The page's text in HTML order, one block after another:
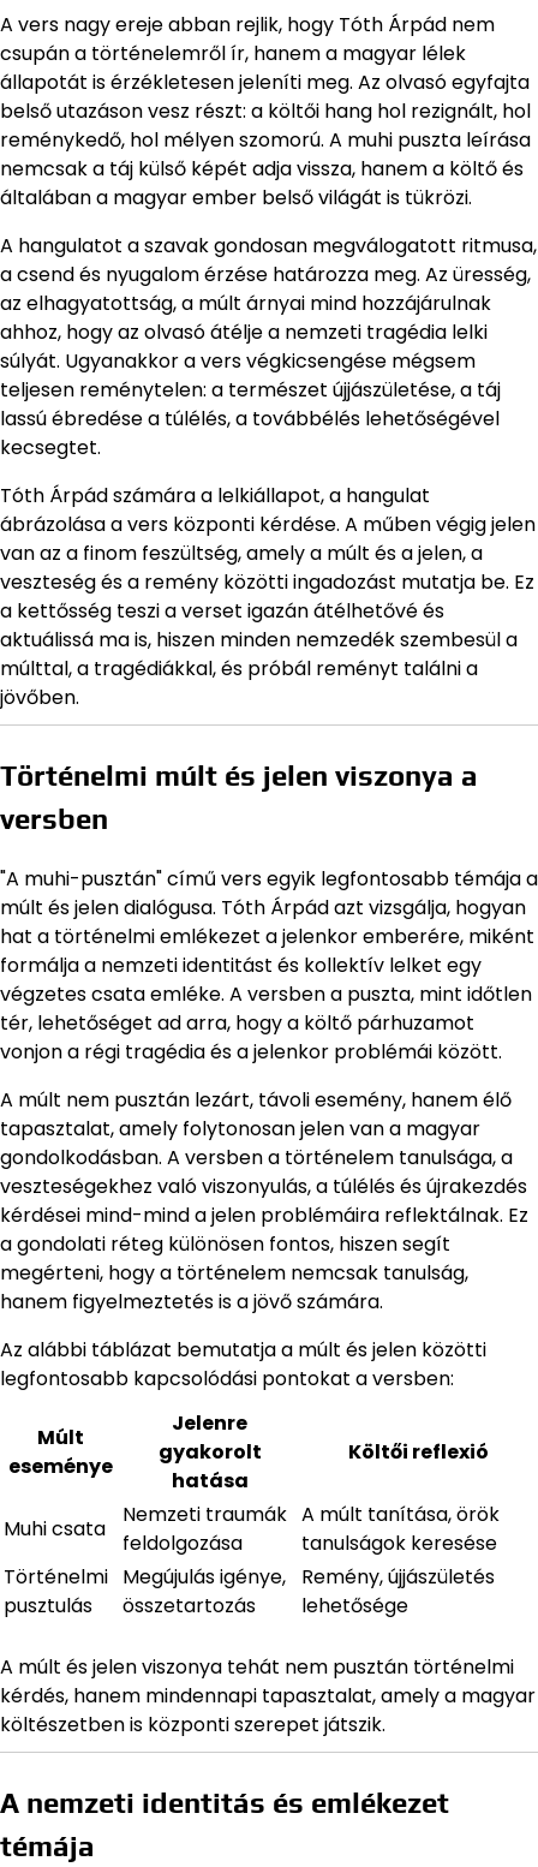
A vers nagy ereje abban rejlik, hogy Tóth Árpád nem
csupán a történelemről ír, hanem a magyar lélek
állapotát is érzékletesen jeleníti meg. Az olvasó egyfajta
belső utazáson vesz részt: a költői hang hol rezignált, hol
reménykedő, hol mélyen szomorú. A muhi puszta leírása
nemcsak a táj külső képét adja vissza, hanem a költő és
általában a magyar ember belső világát is tükrözi.
A hangulatot a szavak gondosan megválogatott ritmusa,
a csend és nyugalom érzése határozza meg. Az üresség,
az elhagyatottság, a múlt árnyai mind hozzájárulnak
ahhoz, hogy az olvasó átélje a nemzeti tragédia lelki
súlyát. Ugyanakkor a vers végkicsengése mégsem
teljesen reménytelen: a természet újjászületése, a táj
lassú ébredése a túlélés, a továbbélés lehetőségével
kecsegtet.
Tóth Árpád számára a lelkiállapot, a hangulat
ábrázolása a vers központi kérdése. A műben végig jelen
van az a finom feszültség, amely a múlt és a jelen, a
veszteség és a remény közötti ingadozást mutatja be. Ez
a kettősség teszi a verset igazán átélhetővé és
aktuálissá ma is, hiszen minden nemzedék szembesül a
múlttal, a tragédiákkal, és próbál reményt találni a
jövőben.
Történelmi múlt és jelen viszonya a
versben
"A muhi-pusztán" című vers egyik legfontosabb témája a
múlt és jelen dialógusa. Tóth Árpád azt vizsgálja, hogyan
hat a történelmi emlékezet a jelenkor emberére, miként
formálja a nemzeti identitást és kollektív lelket egy
végzetes csata emléke. A versben a puszta, mint időtlen
tér, lehetőséget ad arra, hogy a költő párhuzamot
vonjon a régi tragédia és a jelenkor problémái között.
A múlt nem pusztán lezárt, távoli esemény, hanem élő
tapasztalat, amely folytonosan jelen van a magyar
gondolkodásban. A versben a történelem tanulsága, a
veszteségekhez való viszonyulás, a túlélés és újrakezdés
kérdései mind-mind a jelen problémáira reflektálnak. Ez
a gondolati réteg különösen fontos, hiszen segít
megérteni, hogy a történelem nemcsak tanulság,
hanem figyelmeztetés is a jövő számára.
Az alábbi táblázat bemutatja a múlt és jelen közötti
legfontosabb kapcsolódási pontokat a versben:
Múlt
eseménye
Jelenre
gyakorolt
hatása
Költői reflexió
Muhi csata
Nemzeti traumák
feldolgozása
A múlt tanítása, örök
tanulságok keresése
Történelmi
pusztulás
Megújulás igénye,
összetartozás
Remény, újjászületés
lehetősége
A múlt és jelen viszonya tehát nem pusztán történelmi
kérdés, hanem mindennapi tapasztalat, amely a magyar
költészetben is központi szerepet játszik.
A nemzeti identitás és emlékezet
témája